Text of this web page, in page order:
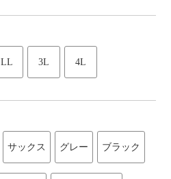
LL 3L 4L
サックス グレー ブラック